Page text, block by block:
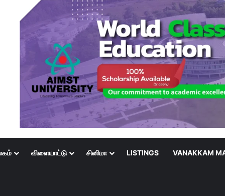
விளையாட்டு சினிமா LISTINGS VANAKKAM